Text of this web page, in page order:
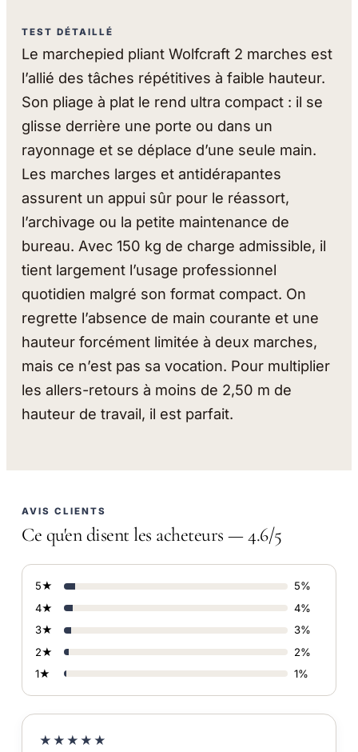
TEST DÉTAILLÉ
Le marchepied pliant Wolfcraft 2 marches est
l’allié des tâches répétitives à faible hauteur.
Son pliage à plat le rend ultra compact : il se
glisse derrière une porte ou dans un
rayonnage et se déplace d’une seule main.
Les marches larges et antidérapantes
assurent un appui sûr pour le réassort,
l’archivage ou la petite maintenance de
bureau. Avec 150 kg de charge admissible, il
tient largement l’usage professionnel
quotidien malgré son format compact. On
regrette l’absence de main courante et une
hauteur forcément limitée à deux marches,
mais ce n’est pas sa vocation. Pour multiplier
les allers-retours à moins de 2,50 m de
hauteur de travail, il est parfait.
AVIS CLIENTS
Ce qu'en disent les acheteurs — 4.6/5
5★
5%
4★
4%
3★
3%
2★
2%
1★
1%
★★★★★